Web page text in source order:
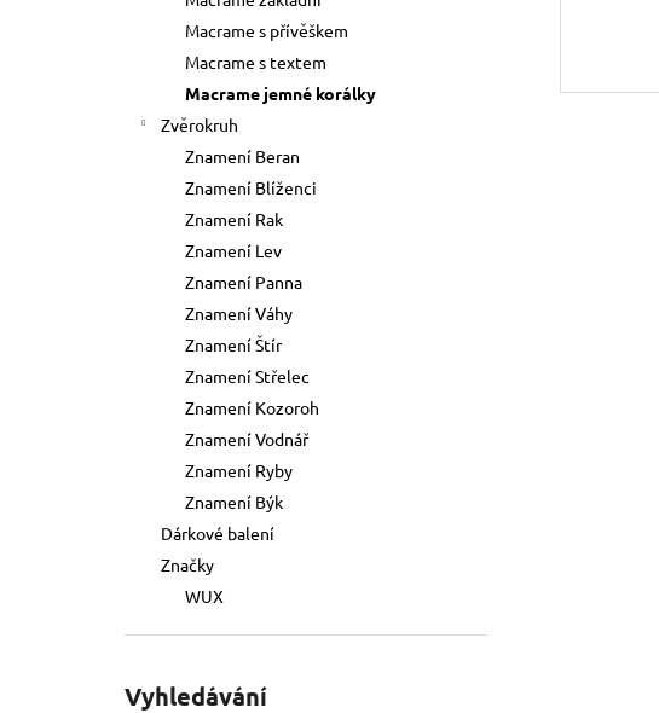
Macrame s přívěškem
Macrame s textem
Macrame jemné korálky
Zvěrokruh
Znamení Beran
Znamení Blíženci
Znamení Rak
Znamení Lev
Znamení Panna
Znamení Váhy
Znamení Štír
Znamení Střelec
Znamení Kozoroh
Znamení Vodnář
Znamení Ryby
Znamení Býk
Dárkové balení
Značky
WUX
Vyhledávání
Původně: 89 Kč